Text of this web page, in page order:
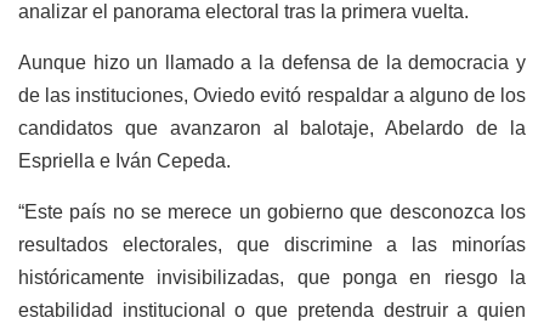
analizar el panorama electoral tras la primera vuelta.
Aunque hizo un llamado a la defensa de la democracia y
de las instituciones, Oviedo evitó respaldar a alguno de los
candidatos que avanzaron al balotaje, Abelardo de la
Espriella e Iván Cepeda.
“Este país no se merece un gobierno que desconozca los
resultados electorales, que discrimine a las minorías
históricamente invisibilizadas, que ponga en riesgo la
estabilidad institucional o que pretenda destruir a quien